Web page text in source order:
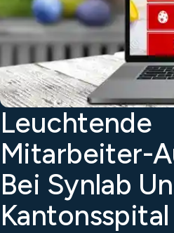
Leuchtende
Mitarbeiter-
Bei Synlab